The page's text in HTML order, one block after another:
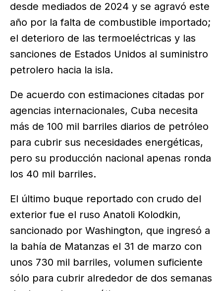
desde mediados de 2024 y se agravó este
año por la falta de combustible importado;
el deterioro de las termoeléctricas y las
sanciones de Estados Unidos al suministro
petrolero hacia la isla.
De acuerdo con estimaciones citadas por
agencias internacionales, Cuba necesita
más de 100 mil barriles diarios de petróleo
para cubrir sus necesidades energéticas,
pero su producción nacional apenas ronda
los 40 mil barriles.
El último buque reportado con crudo del
exterior fue el ruso Anatoli Kolodkin,
sancionado por Washington, que ingresó a
la bahía de Matanzas el 31 de marzo con
unos 730 mil barriles, volumen suficiente
sólo para cubrir alrededor de dos semanas